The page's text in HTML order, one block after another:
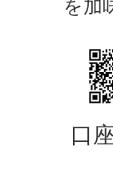
を加
口